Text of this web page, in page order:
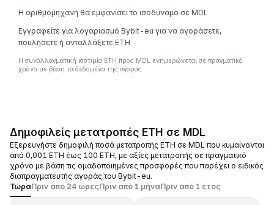
Η αριθμομηχανή θα εμφανίσει το ισοδύναμο σε MDL
Εγγραφείτε για λογαριασμό Bybit-eu για να αγοράσετε,
πουλήσετε ή ανταλλάξετε ETH
Η συναλλαγματική ισοτιμία ETH προς MDL ενημερώνεται σε πραγματικό
χρόνο με βάση τα δεδομένα της αγοράς.
Δημοφιλείς μετατροπές ETH σε MDL
Εξερευνήστε δημοφιλή ποσά μετατροπής ETH σε MDL που κυμαίνονται
από 0,001 ETH έως 100 ETH, με αξίες μετατροπής σε πραγματικό
χρόνο με βάση τις ομαδοποιημένες προσφορές που παρέχει ο ειδικός
διαπραγματευτής αγοράς΄του Bybit-eu.
ΤώραΠριν από 24 ώρεςΠριν από 1 μήναΠριν από 1 έτος